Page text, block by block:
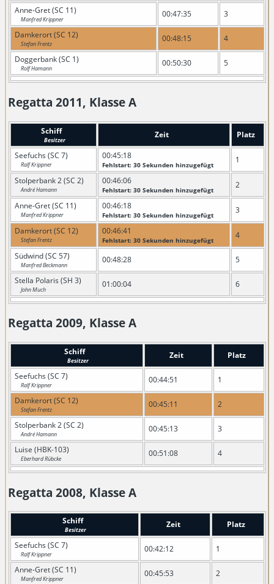
Anne-Gret (SC 11)
Manfred Krippner
00:47:35
3
Damkerort (SC 12)
Stefan Frentz
00:48:15
4
Doggerbank (SC 1)
Rolf Hamann
00:50:30 5
Regatta 2011, Klasse A
Schiff
Besitzer
Zeit
Platz
Seefuchs (SC 7)
Ralf Krippner
00:45:18
Fehlstart: 30 Sekunden hinzugefügt
1
Stolperbank 2 (SC 2)
André Hamann
00:46:06
Fehlstart: 30 Sekunden hinzugefügt
2
Anne-Gret (SC 11)
Manfred Krippner
00:46:18
Fehlstart: 30 Sekunden hinzugefügt
3
Damkerort (SC 12)
Stefan Frentz
00:46:41
Fehlstart: 30 Sekunden hinzugefügt
4
Südwind (SC 57)
Manfred Beckmann
00:48:28
5
Stella Polaris (SH 3)
John Much
01:00:04 6
Regatta 2009, Klasse A
Schiff
Besitzer
Zeit
Platz
Seefuchs (SC 7)
Ralf Krippner
00:44:51
1
Damkerort (SC 12)
Stefan Frentz
00:45:11
2
Stolperbank 2 (SC 2)
André Hamann
00:45:13
3
Luise (HBK-103)
Eberhard Rübcke
00:51:08 4
Regatta 2008, Klasse A
Schiff
Besitzer
Zeit
Platz
Seefuchs (SC 7)
Ralf Krippner
00:42:12
1
Anne-Gret (SC 11)
Manfred Krippner
00:45:53
2